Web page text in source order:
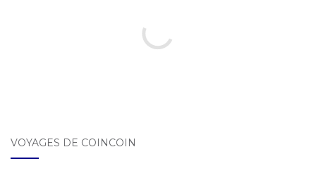
VOYAGES DE COINCOIN